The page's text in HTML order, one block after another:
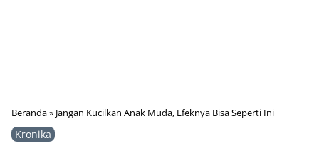
Beranda» Jangan Kucilkan Anak Muda, Efeknya Bisa Seperti Ini
Kronika